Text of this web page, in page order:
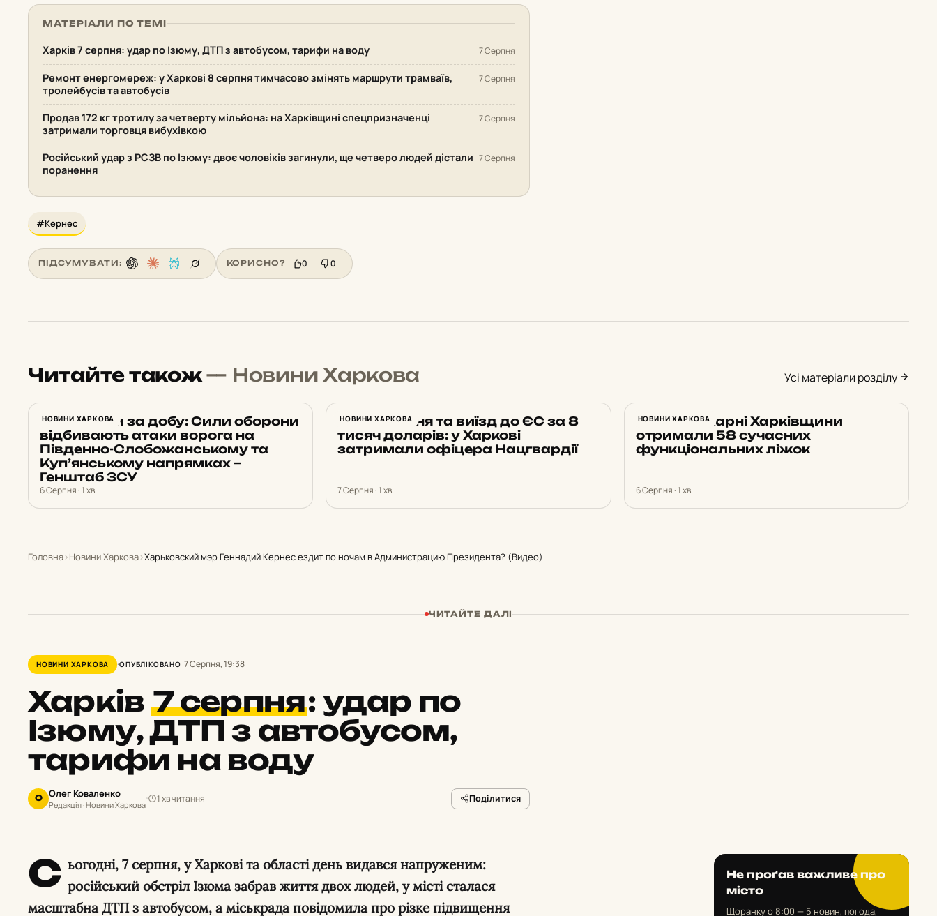
МАТЕРІАЛИ ПО ТЕМІ
Харків 7 серпня: удар по Ізюму, ДТП з автобусом, тарифи на воду 7 Серпня
Ремонт енергомереж: у Харкові 8 серпня тимчасово змінять маршрути трамваїв,
тролейбусів та автобусів
7 Серпня
Продав 172 кг тротилу за четверту мільйона: на Харківщині спецпризначенці
затримали торговця вибухівкою
7 Серпня
Російський удар з РСЗВ по Ізюму: двоє чоловіків загинули, ще четверо людей дістали
поранення
7 Серпня
#Кернес
ПІДСУМУВАТИ: КОРИСНО? 0 0
Читайте також— Новини Харкова Усі матеріали розділу
НОВИНИ ХАРКОВА
23 штурми за добу: Сили оборони
відбивають атаки ворога на
Південно-Слобожанському та
Куп’янському напрямках –
Генштаб ЗСУ
6 Серпня · 1 хв
НОВИНИ ХАРКОВА
Бронювання та виїзд до ЄС за 8
тисяч доларів: у Харкові
затримали офіцера Нацгвардії
7 Серпня · 1 хв
НОВИНИ ХАРКОВА
Ще три лікарні Харківщини
отримали 58 сучасних
функціональних ліжок
6 Серпня · 1 хв
Головна›Новини Харкова›Харьковский мэр Геннадий Кернес ездит по ночам в Администрацию Президента? (Видео)
ЧИТАЙТЕ ДАЛІ
НОВИНИ ХАРКОВА ОПУБЛІКОВАНО 7 Серпня, 19:38
Харків7 серпня: удар по
Ізюму, ДТП з автобусом,
тарифи на воду
О Олег Коваленко
Редакція · Новини Харкова
1 хв читання Поділитися
С ьогодні, 7 серпня, у Харкові та області день видався напруженим:
російський обстріл Ізюма забрав життя двох людей, у місті сталася
масштабна ДТП з автобусом, а міськрада повідомила про різке підвищення
Не проґав важливе про
місто
Щоранку о 8:00 — 5 новин, погода,